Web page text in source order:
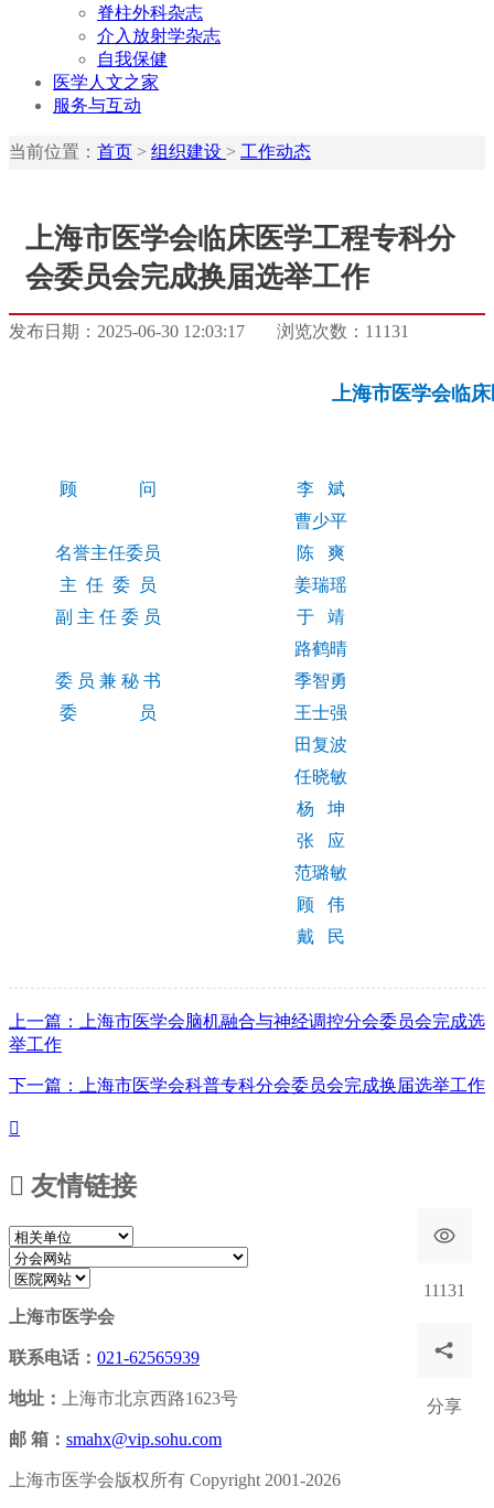
脊柱外科杂志
介入放射学杂志
自我保健
医学人文之家
服务与互动
当前位置： 首页 > 组织建设 > 工作动态
上海市医学会临床医学工程专科分
会委员会完成换届选举工作
发布日期：2025-06-30 12:03:17 浏览次数：11131
上海市医学会临
顾 问
李 斌
曹少平
名誉主任委员
陈 爽
主 任 委 员
姜瑞瑶
副 主 任 委 员
于 靖
路鹤晴
委 员 兼 秘 书
季智勇
委 员
王士强
田复波
任晓敏
杨 坤
张 应
范璐敏
顾 伟
戴 民
上一篇：上海市医学会脑机融合与神经调控分会委员会完成选
举工作
下一篇：上海市医学会科普专科分会委员会完成换届选举工作
11131
分享

 友情链接
上海市医学会
联系电话： 021-62565939
地址： 上海市北京西路1623号
邮 箱： smahx@vip.sohu.com
上海市医学会版权所有 Copyright 2001-2026